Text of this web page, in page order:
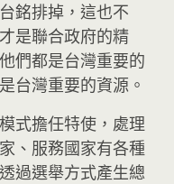
銘排掉，這也不
是聯合政府的精
們都是台灣重要的
台灣重要的資源。
式擔任特使，處理
、服務國家有各種
過選舉方式產生總